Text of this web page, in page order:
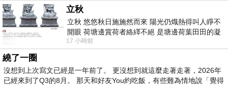
本來以為腿庫NTD85會很乾很柴，還很擔心
立秋
立秋 悠悠秋日施施然而來 陽光仍熾熱得叫人睜不
開眼 荷塘邊賞荷者絡繹不絕 是塘邊荷葉田田的凝
望 風中飄逸的是映日荷花別樣紅
17 小時前
繞了一圈
沒想到上次寫文已經是一年前了。 更沒想到就這麼走著走著，2026年
已經來到了Q3的8月。 那天和好友You約吃飯，有些難為情地說「覺得